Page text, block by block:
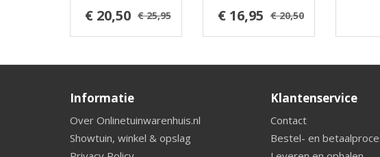
€ 20,50 € 25,95 € 16,95 € 20,50
Informatie
Over Onlinetuinwarenhuis.nl
Showtuin, winkel & opslag
Klantenservice
Contact
Bestel- en